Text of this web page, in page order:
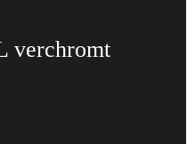
verchromt